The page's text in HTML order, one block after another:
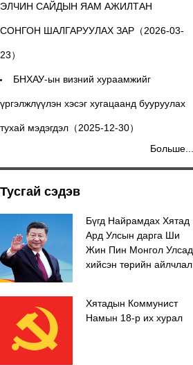
ЭЛЧИН САЙДЫН ЯАМ АЖИЛТАН
СОНГОН ШАЛГАРУУЛАХ ЗАР（2026-03-
23）
БНХАУ-ын визний хураамжийг
үргэлжлүүлэн хэсэг хугацаанд бууруулах
тухай мэдэгдэл（2025-12-30）
Больше...
Тусгай сэдэв
Бүгд Найрамдах Хятад
Ард Улсын дарга Ши
Жин Пин Монгол Улсад
хийсэн төрийн айлчлал
Хятадын Коммунист
Намын 18-р их хурал